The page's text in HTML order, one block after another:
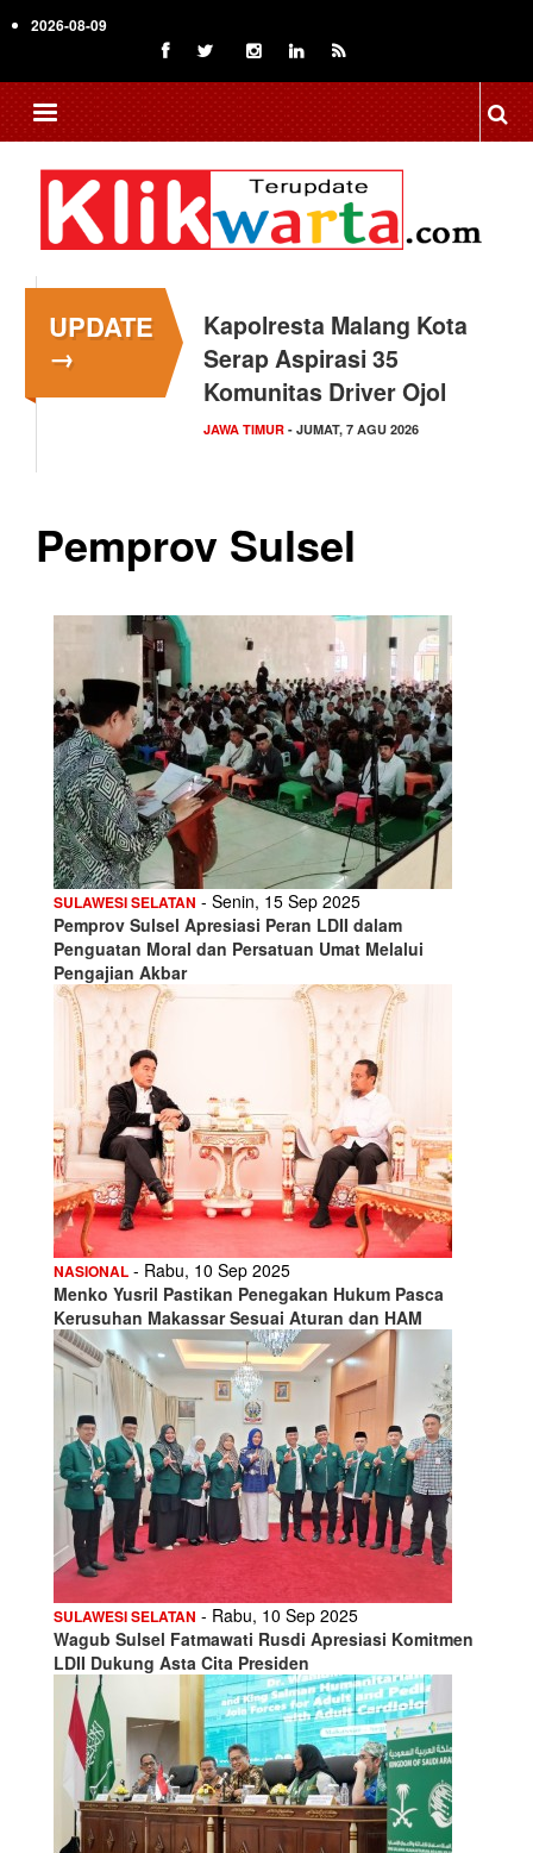
to
content
2026-08-09
UPDATE
→
Kapolresta Malang Kota
Serap Aspirasi 35
Komunitas Driver Ojol
JAWA TIMUR - JUMAT, 7 AGU 2026
Pemprov Sulsel
SULAWESI SELATAN - Senin, 15 Sep 2025
Pemprov Sulsel Apresiasi Peran LDII dalam
Penguatan Moral dan Persatuan Umat Melalui
Pengajian Akbar
NASIONAL - Rabu, 10 Sep 2025
Menko Yusril Pastikan Penegakan Hukum Pasca
Kerusuhan Makassar Sesuai Aturan dan HAM
SULAWESI SELATAN - Rabu, 10 Sep 2025
Wagub Sulsel Fatmawati Rusdi Apresiasi Komitmen
LDII Dukung Asta Cita Presiden